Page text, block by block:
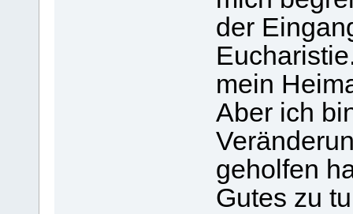
der
mein
Aber ich
geholfen
Gutes zu